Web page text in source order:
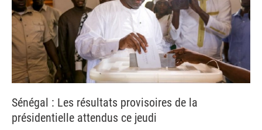
Sénégal : Les résultats provisoires de la
présidentielle attendus ce jeudi